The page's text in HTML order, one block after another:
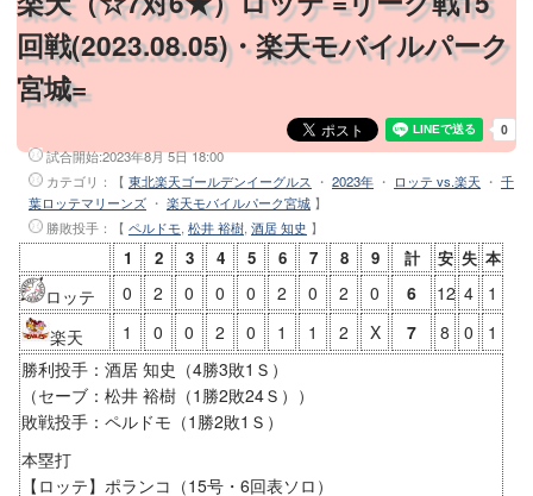
回戦(2023.08.05)・楽天モバイルパーク
宮城=
試合開始:2023年8月 5日 18:00
カテゴリ：【 東北楽天ゴールデンイーグルス ・ 2023年 ・ ロッテ vs.楽天 ・ 千
葉ロッテマリーンズ ・ 楽天モバイルパーク宮城 】
勝敗投手 ：【 ペルドモ 松井 裕樹 酒居 知史 】
1 2 3 4 5 6 7 8 9 計 安 失 本
ロッテ 0 2 0 0 0 2 0 2 0 6 12 4
1
楽天
1 0 0 2 0 1 1 2 X 7 8 0
1
勝利投手：酒居 知史（4勝3敗1Ｓ）
（セーブ：松井 裕樹（1勝2敗24Ｓ））
敗戦投手：ペルドモ（1勝2敗1Ｓ）
本塁打
【ロッテ】ポランコ（15号・6回表ソロ）